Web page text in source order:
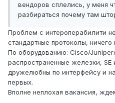
вендоров сплелись, у меня
разбираться почему там
Проблем с интероперабилити
стандартные протоколы,
По оборудованию: Cisco/
распространенные железки, SE
дружелюбны по интерфейсу и
первых.
Вполне неплохая вакансия,